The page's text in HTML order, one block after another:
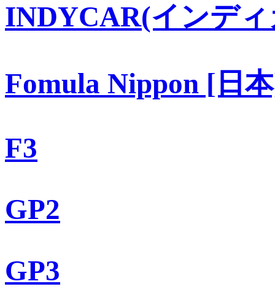
INDYCAR(インデ
Fomula Nippon [日
F3
GP2
GP3